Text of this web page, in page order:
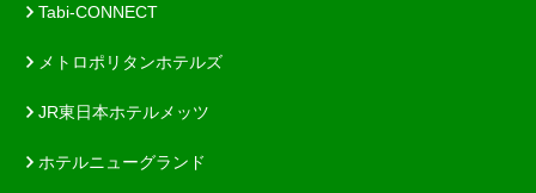
Tabi-CONNECT
メトロポリタンホテルズ
JR東日本ホテルメッツ
ホテルニューグランド